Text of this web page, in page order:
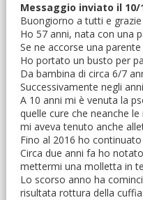
Messaggio inviato il 10/
Buongiorno a tutti e
Ho 57 anni, nata con una
Se ne accorse una
Ho portato un busto per
Da bambina di circa 6/7
Successivamente negli
A 10 anni mi è venuta la
quelle cure che neanche
mi aveva tenuto anche
Fino al 2016 ho
Circa due anni fa ho
mettermi una molletta in
Lo scorso anno ha
risultata rottura della